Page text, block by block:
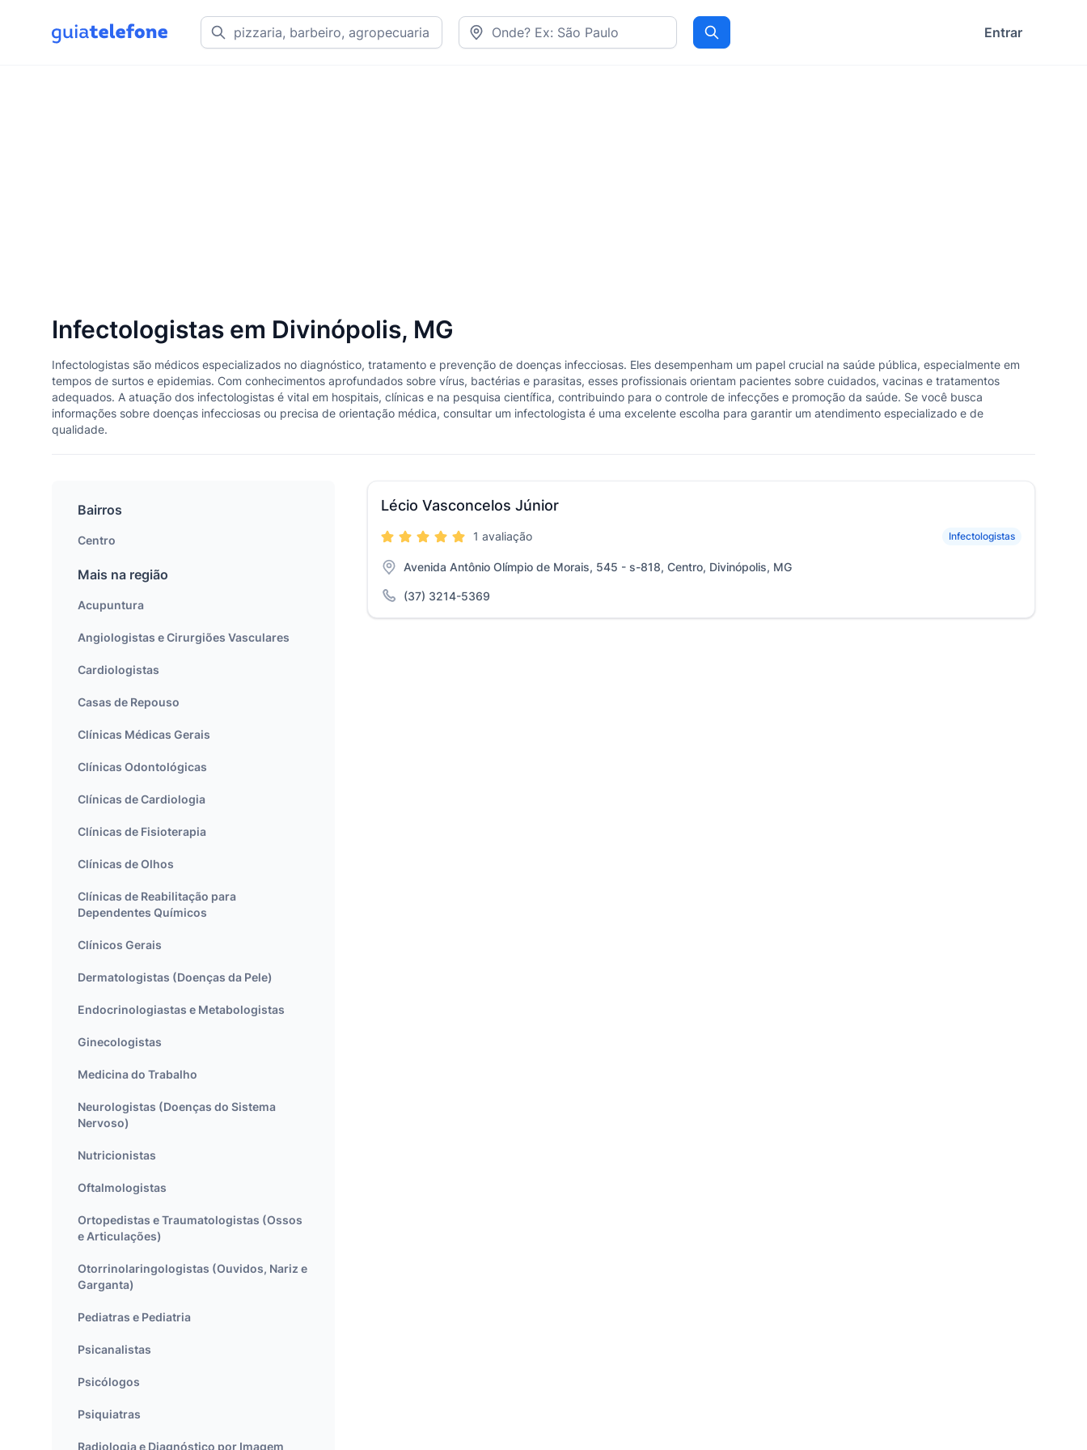
Procurar Entrar
Infectologistas em Divinópolis, MG
Infectologistas são médicos especializados no diagnóstico, tratamento e prevenção de doenças infecciosas. Eles desempenham um papel crucial na saúde pública, especialmente em
tempos de surtos e epidemias. Com conhecimentos aprofundados sobre vírus, bactérias e parasitas, esses profissionais orientam pacientes sobre cuidados, vacinas e tratamentos
adequados. A atuação dos infectologistas é vital em hospitais, clínicas e na pesquisa científica, contribuindo para o controle de infecções e promoção da saúde. Se você busca
informações sobre doenças infecciosas ou precisa de orientação médica, consultar um infectologista é uma excelente escolha para garantir um atendimento especializado e de
qualidade.
Lécio Vasconcelos Júnior
Infectologistas
1 avaliação
Avenida Antônio Olímpio de Morais, 545 - s-818, Centro, Divinópolis, MG
(37) 3214-5369
Bairros
Centro
Mais na região
Acupuntura
Angiologistas e Cirurgiões Vasculares
Cardiologistas
Casas de Repouso
Clínicas Médicas Gerais
Clínicas Odontológicas
Clínicas de Cardiologia
Clínicas de Fisioterapia
Clínicas de Olhos
Clínicas de Reabilitação para
Dependentes Químicos
Clínicos Gerais
Dermatologistas (Doenças da Pele)
Endocrinologiastas e Metabologistas
Ginecologistas
Medicina do Trabalho
Neurologistas (Doenças do Sistema
Nervoso)
Nutricionistas
Oftalmologistas
Ortopedistas e Traumatologistas (Ossos
e Articulações)
Otorrinolaringologistas (Ouvidos, Nariz e
Garganta)
Pediatras e Pediatria
Psicanalistas
Psicólogos
Psiquiatras
Radiologia e Diagnóstico por Imagem